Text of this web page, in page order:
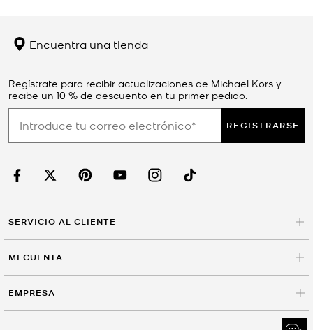
Encuentra una tienda
Regístrate para recibir actualizaciones de Michael Kors y
recibe un 10 % de descuento en tu primer pedido.
REGISTRARSE
SERVICIO AL CLIENTE
MI CUENTA
EMPRESA